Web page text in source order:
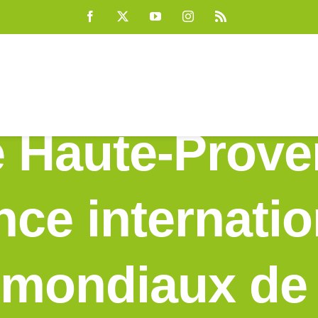
Facebook YouTubeInstagram
de